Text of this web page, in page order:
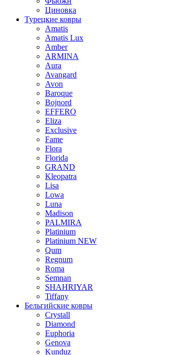
Циновка
Турецкие ковры
Amatis
Amatis Lux
Amber
ARMINA
Aura
Avangard
Avon
Baroque
Bojnord
EFFERO
Eliza
Exclusive
Fame
Flora
Florida
GRAND
Kleopatra
Lisa
Lowa
Luna
Madison
PALMIRA
Platinium
Platinium NEW
Qum
Regnum
Roma
Semnan
SHAHRIYAR
Tiffany
Бельгийские ковры
Crystall
Diamond
Euphoria
Genova
Kunduz